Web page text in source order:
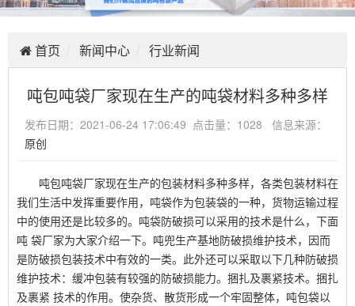
首页 新闻中心 行业新闻
吨包吨袋厂家现在生产的吨袋材料多种多样
发布日期：2021-06-24 17:06:49 点击量：1028 信息来源：
原创
吨包吨袋厂家现在生产的包装材料多种多样，各类包装材料在
我们生活中发挥重要作用，吨袋作为包装袋的一种，货物运输过程
中的使用还是比较多的。吨袋防破损可以采用的技术是什么，下面
吨 袋厂家为大家介绍一下。吨兜生产基地防破损维护技术，因而
是防破损包装技术中有效的一类。此外还可以采取以下几种防破损
维护技术：缓冲包装有较强的防破损能力。捆扎及裹紧技术。捆扎
及裹紧 技术的作用。使杂货、散货形成一个牢固整体，吨包袋以